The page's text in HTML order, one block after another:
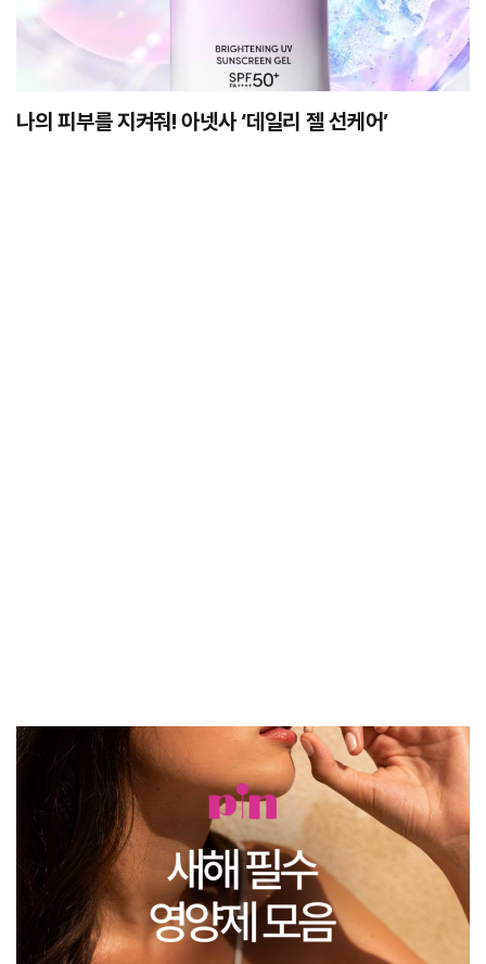
나의 피부를 지켜줘! 아넷사 ‘데일리 젤 선케어’